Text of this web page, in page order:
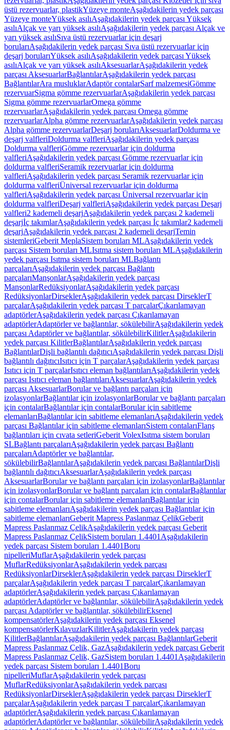
üstü rezervuarlar, plastikYüzeye monteAşağıdakilerin yedek parçası
Yüzeye monteYüksek asılıAşağıdakilerin yedek parçası Yüksek
asılıAlçak ve yarı yüksek asılıAşağıdakilerin yedek parçası Alçak ve
yarı yüksek asılıSıva üstü rezervuarlar için deşarj
borularıAşağıdakilerin yedek parçası Sıva üstü rezervuarlar için
deşarj borularıYüksek asılıAşağıdakilerin yedek parçası Yüksek
asılıAlçak ve yarı yüksek asılıAksesuarlarAşağıdakilerin yedek
parçası AksesuarlarBağlantılarAşağıdakilerin yedek parçası
BağlantılarAra musluklarAdaptör contalarSarf malzemesiGömme
rezervuarSigma gömme rezervuarlarAşağıdakilerin yedek parçası
Sigma gömme rezervuarlarOmega gömme
rezervuarlarAşağıdakilerin yedek parçası Omega gömme
rezervuarlarAlpha gömme rezervuarlarAşağıdakilerin yedek parçası
Alpha gömme rezervuarlarDeşarj borularıAksesuarlarDoldurma ve
deşarj valfleriDoldurma valfleriAşağıdakilerin yedek parçası
Doldurma valfleriGömme rezervuarlar için doldurma
valfleriAşağıdakilerin yedek parçası Gömme rezervuarlar için
doldurma valfleriSeramik rezervuarlar için doldurma
valfleriAşağıdakilerin yedek parçası Seramik rezervuarlar için
doldurma valfleriÜniversal rezervuarlar için doldurma
valfleriAşağıdakilerin yedek parçası Üniversal rezervuarlar için
doldurma valfleriDeşarj valfleriAşağıdakilerin yedek parçası Deşarj
valfleri2 kademeli deşarjAşağıdakilerin yedek parçası 2 kademeli
deşarjİç takımlarAşağıdakilerin yedek parçası İç takımlar2 kademeli
deşarjAşağıdakilerin yedek parçası 2 kademeli deşarjTemin
sistemleriGeberit MeplaSistem boruları MLAşağıdakilerin yedek
parçası Sistem boruları MLIsıtma sistem boruları MLAşağıdakilerin
yedek parçası Isıtma sistem boruları MLBağlantı
parçalarıAşağıdakilerin yedek parçası Bağlantı
parçalarıManşonlarAşağıdakilerin yedek parçası
ManşonlarRedüksiyonlarAşağıdakilerin yedek parçası
RedüksiyonlarDirseklerAşağıdakilerin yedek parçası DirseklerT
parçalarAşağıdakilerin yedek parçası T parçalarÇıkarılamayan
adaptörlerAşağıdakilerin yedek parçası Çıkarılamayan
adaptörlerAdaptörler ve bağlantılar, sökülebilirAşağıdakilerin yedek
parçası Adaptörler ve bağlantılar, sökülebilirKilitlerAşağıdakilerin
yedek parçası KilitlerBağlantılarAşağıdakilerin yedek parçası
BağlantılarDişli bağlantılı dağıtıcıAşağıdakilerin yedek parçası Dişli
bağlantılı dağıtıcıIsıtıcı için T parçalarAşağıdakilerin yedek parçası
Isıtıcı için T parçalarIsıtıcı eleman bağlantılarıAşağıdakilerin yedek
parçası Isıtıcı eleman bağlantılarıAksesuarlarAşağıdakilerin yedek
parçası AksesuarlarBorular ve bağlantı parçaları için
izolasyonlarBağlantılar için izolasyonlarBorular ve bağlantı parçaları
için contalarBağlantılar için contalarBorular için sabitleme
elemanlarıBağlantılar için sabitleme elemanlarıAşağıdakilerin yedek
parçası Bağlantılar için sabitleme elemanlarıSistem contalarıFlanş
bağlantıları için cıvata setleriGeberit VolexIsıtma sistem boruları
SLBağlantı parçalarıAşağıdakilerin yedek parçası Bağlantı
parçalarıAdaptörler ve bağlantılar,
sökülebilirBağlantılarAşağıdakilerin yedek parçası BağlantılarDişli
bağlantılı dağıtıcıAksesuarlarAşağıdakilerin yedek parçası
AksesuarlarBorular ve bağlantı parçaları için izolasyonlarBağlantılar
için izolasyonlarBorular ve bağlantı parçaları için contalarBağlantılar
için contalarBorular için sabitleme elemanlarıBağlantılar için
sabitleme elemanlarıAşağıdakilerin yedek parçası Bağlantılar için
sabitleme elemanlarıGeberit Mapress Paslanmaz ÇelikGeberit
Mapress Paslanmaz ÇelikAşağıdakilerin yedek parçası Geberit
Mapress Paslanmaz ÇelikSistem boruları 1.4401 Aşağıdakilerin
yedek parçası Sistem boruları 1.4401Boru
nipelleriMuflarAşağıdakilerin yedek parçası
MuflarRedüksiyonlarAşağıdakilerin yedek parçası
RedüksiyonlarDirseklerAşağıdakilerin yedek parçası DirseklerT
parçalarAşağıdakilerin yedek parçası T parçalarÇıkarılamayan
adaptörlerAşağıdakilerin yedek parçası Çıkarılamayan
adaptörlerAdaptörler ve bağlantılar, sökülebilirAşağıdakilerin yedek
parçası Adaptörler ve bağlantılar, sökülebilirEksenel
kompensatörlerAşağıdakilerin yedek parçası Eksenel
kompensatörlerKılavuzlarKilitlerAşağıdakilerin yedek parçası
KilitlerBağlantılarAşağıdakilerin yedek parçası BağlantılarGeberit
Mapress Paslanmaz Çelik, GazAşağıdakilerin yedek parçası Geberit
Mapress Paslanmaz Çelik, GazSistem boruları 1.4401 Aşağıdakilerin
yedek parçası Sistem boruları 1.4401Boru
nipelleriMuflarAşağıdakilerin yedek parçası
MuflarRedüksiyonlarAşağıdakilerin yedek parçası
RedüksiyonlarDirseklerAşağıdakilerin yedek parçası DirseklerT
parçalarAşağıdakilerin yedek parçası T parçalarÇıkarılamayan
adaptörlerAşağıdakilerin yedek parçası Çıkarılamayan
adaptörlerAdaptörler ve bağlantılar, sökülebilirAşağıdakilerin yedek